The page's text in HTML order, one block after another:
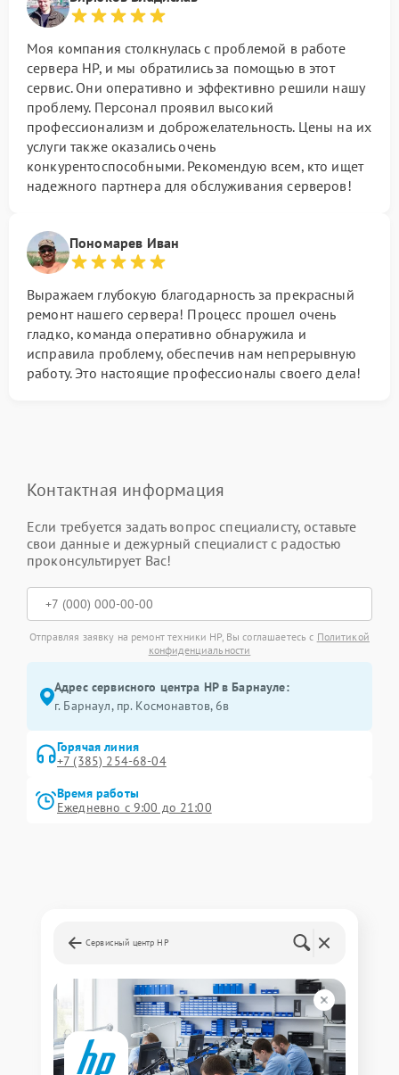
Моя компания столкнулась с проблемой в работе
сервера HP, и мы обратились за помощью в этот
сервис. Они оперативно и эффективно решили нашу
проблему. Персонал проявил высокий
профессионализм и доброжелательность. Цены на их
услуги также оказались очень
конкурентоспособными. Рекомендую всем, кто ищет
надежного партнера для обслуживания серверов!
Пономарев Иван
Выражаем глубокую благодарность за прекрасный
ремонт нашего сервера! Процесс прошел очень
гладко, команда оперативно обнаружила и
исправила проблему, обеспечив нам непрерывную
работу. Это настоящие профессионалы своего дела!
Контактная информация
Если требуется задать вопрос специалисту, оставьте
свои данные и дежурный специалист с радостью
проконсультирует Вас!
Отправляя заявку на ремонт техники HP, Вы соглашаетесь с Политикой
конфиденциальности
Адрес сервисного центра HP в Барнауле:
г. Барнаул, ​пр. Космонавтов, 6в
Горячая линия
+7 (385) 254-68-04
Время работы
Ежедневно с 9:00 до 21:00
Сервисный центр HP